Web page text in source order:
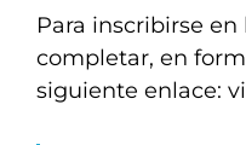
Para inscribirse
completar, en
siguiente enlace: